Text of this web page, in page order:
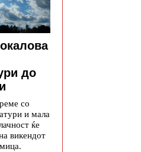
до
со
и мала
ќе
викендот